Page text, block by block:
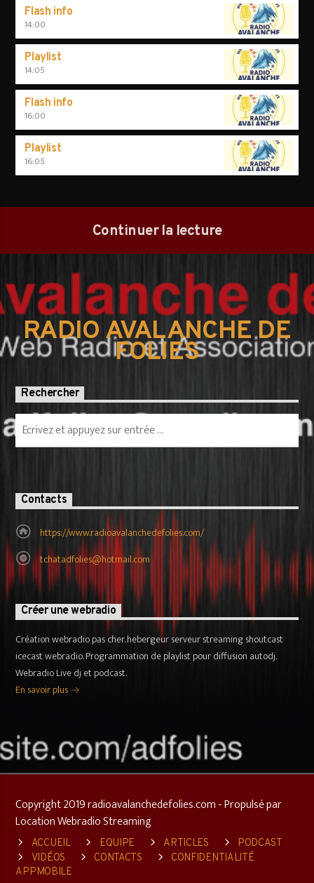
Flash info
14:00
Playlist
14:05
Flash info
16:00
Playlist
16:05
Continuer la lecture
RADIO AVALANCHE DE
FOLIES
Rechercher
Contacts
https://www.radioavalanchedefolies.com/
tchatadfolies@hotmail.com
Créer une webradio
Création webradio pas cher. hebergeur serveur streaming shoutcast
icecast webradio. Programmation de playlist pour diffusion autodj.
Webradio Live dj et podcast.
En savoir plus
Copyright 2019 radioavalanchedefolies.com - Propulsé par
Location Webradio Streaming
ACCUEIL EQUIPE ARTICLES
PODCAST
VIDÉOS
CONTACTS
CONFIDENTIALITÉ
APPMOBILE